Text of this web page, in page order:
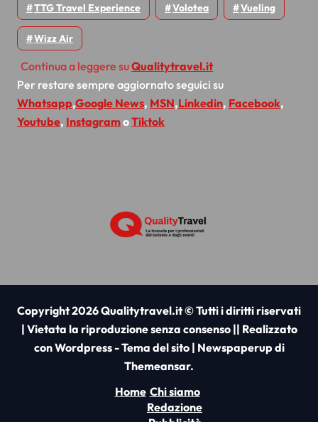
TTG Travel Experience Volotea Vueling
Wizz Air
Continua a leggere suQualitytravel.it
Per restare sempre aggiornato seguici su
Whatsapp,Google News, MSN,Linkedin, Facebook,
Youtube, InstagramoTiktok
Copyright 2026 Qualitytravel.it © Tutti i diritti riservati
| Vietata la riproduzione senza consenso || Realizzato
con Wordpress - Tema del sito | Newspaperup di
Themeansar.
Home Chi siamo
Redazione